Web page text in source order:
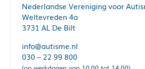
Nederlandse Vereniging voor
Weltevreden 4a
3731 AL De Bilt
info@autisme.nl
030 – 22 99 800